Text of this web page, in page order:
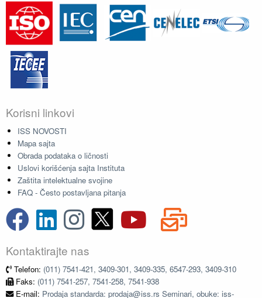
Korisni linkovi
ISS NOVOSTI
Mapa sajta
Obrada podataka o ličnosti
Uslovi korišćenja sajta Instituta
Zaštita intelektualne svojine
FAQ - Često postavljana pitanja
Kontaktirajte nas
Telefon: (011) 7541-421, 3409-301, 3409-335, 6547-293, 3409-310
Faks: (011) 7541-257, 7541-258, 7541-938
E-mail: Prodaja standarda: prodaja@iss.rs Seminari, obuke: iss-